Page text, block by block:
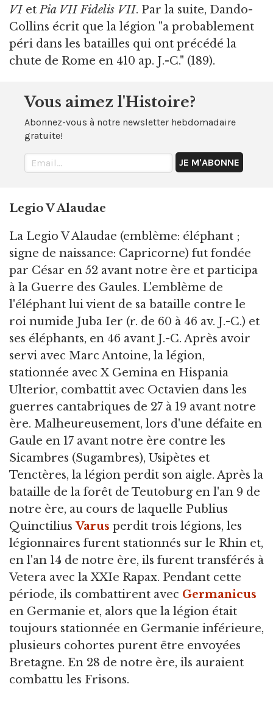
VI etPia VII Fidelis VII. Par la suite, Dando-
Collins écrit que la légion "a probablement
péri dans les batailles qui ont précédé la
chute de Rome en 410 ap. J.-C." (189).
Vous aimez l'Histoire?
Abonnez-vous à notre newsletter hebdomadaire
gratuite!
Legio V Alaudae
La Legio V Alaudae (emblème: éléphant ;
signe de naissance: Capricorne) fut fondée
par César en 52 avant notre ère et participa
à la Guerre des Gaules. L'emblème de
l'éléphant lui vient de sa bataille contre le
roi numide Juba Ier (r. de 60 à 46 av. J.-C.) et
ses éléphants, en 46 avant J.-C. Après avoir
servi avec Marc Antoine, la légion,
stationnée avec X Gemina en Hispania
Ulterior, combattit avec Octavien dans les
guerres cantabriques de 27 à 19 avant notre
ère. Malheureusement, lors d'une défaite en
Gaule en 17 avant notre ère contre les
Sicambres (Sugambres), Usipètes et
Tenctères, la légion perdit son aigle. Après la
bataille de la forêt de Teutoburg en l'an 9 de
notre ère, au cours de laquelle Publius
QuinctiliusVarus perdit trois légions, les
légionnaires furent stationnés sur le Rhin et,
en l'an 14 de notre ère, ils furent transférés à
Vetera avec la XXIe Rapax. Pendant cette
période, ils combattirent avec Germanicus
en Germanie et, alors que la légion était
toujours stationnée en Germanie inférieure,
plusieurs cohortes purent être envoyées
Bretagne. En 28 de notre ère, ils auraient
combattu les Frisons.